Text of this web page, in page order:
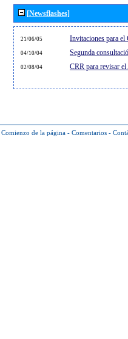
[Newsflashes]
21/06/05 Invitaciones para el
04/10/04 Segunda
02/08/04 CRR para revisar
Comienzo de la página - Comentarios -